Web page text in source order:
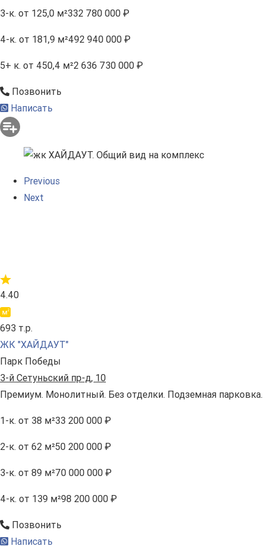
3-к. от 125,0 м²332 780 000 ₽
4-к. от 181,9 м²492 940 000 ₽
5+ к. от 450,4 м²2 636 730 000 ₽
Позвонить
Написать
Previous
Next
4.40
693 т.р.
ЖК "ХАЙДАУТ"
Парк Победы
3-й Сетуньский пр-д, 10
Премиум. Монолитный. Без отделки. Подземная парковка.
1-к. от 38 м²33 200 000 ₽
2-к. от 62 м²50 200 000 ₽
3-к. от 89 м²70 000 000 ₽
4-к. от 139 м²98 200 000 ₽
Позвонить
Написать